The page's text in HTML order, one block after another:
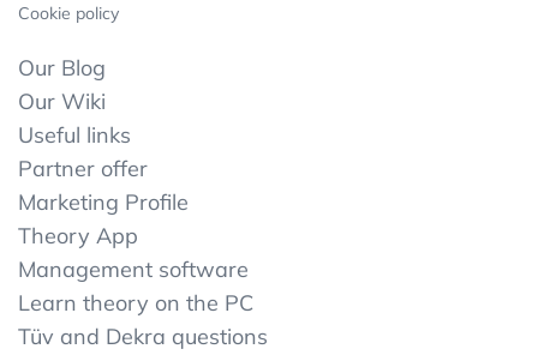
Cookie policy
Our Blog
Our Wiki
Useful links
Partner offer
Marketing Profile
Theory App
Management software
Learn theory on the PC
Tüv and Dekra questions